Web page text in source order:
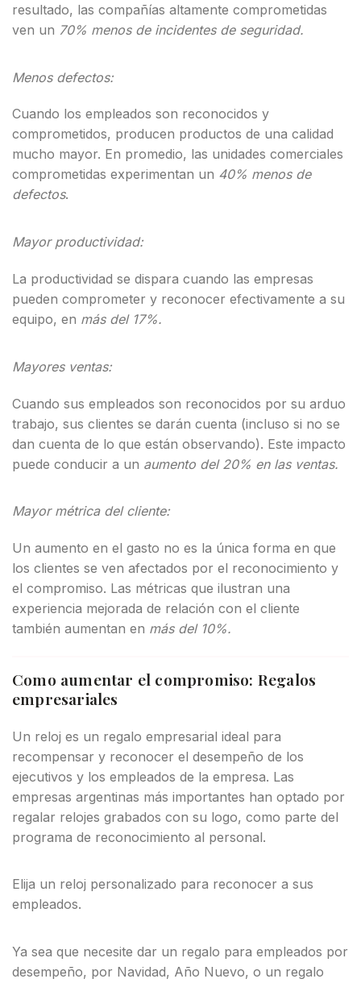
resultado, las compañías altamente comprometidas
ven un 70% menos de incidentes de seguridad.
Menos defectos:
Cuando los empleados son reconocidos y
comprometidos, producen productos de una calidad
mucho mayor. En promedio, las unidades comerciales
comprometidas experimentan un 40% menos de
defectos.
Mayor productividad:
La productividad se dispara cuando las empresas
pueden comprometer y reconocer efectivamente a su
equipo, en más del 17%.
Mayores ventas:
Cuando sus empleados son reconocidos por su arduo
trabajo, sus clientes se darán cuenta (incluso si no se
dan cuenta de lo que están observando). Este impacto
puede conducir a un aumento del 20% en las ventas.
Mayor métrica del cliente:
Un aumento en el gasto no es la única forma en que
los clientes se ven afectados por el reconocimiento y
el compromiso. Las métricas que ilustran una
experiencia mejorada de relación con el cliente
también aumentan en más del 10%.
Como aumentar el compromiso: Regalos
empresariales
Un reloj es un regalo empresarial ideal para
recompensar y reconocer el desempeño de los
ejecutivos y los empleados de la empresa. Las
empresas argentinas más importantes han optado por
regalar relojes grabados con su logo, como parte del
programa de reconocimiento al personal.
Elija un reloj personalizado para reconocer a sus
empleados.
Ya sea que necesite dar un regalo para empleados por
desempeño, por Navidad, Año Nuevo, o un regalo